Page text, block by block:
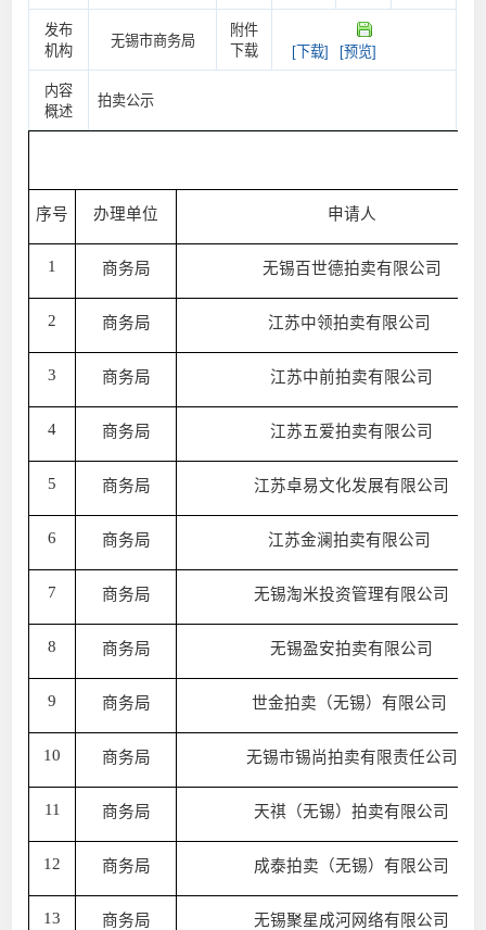
发布
机构
无锡市商务局
附件
下载
[下载] [预览]
内容
概述
拍卖公示
序号 办理单位 申请人
1 商务局 无锡百世德拍卖有限公司
2 商务局 江苏中领拍卖有限公司
3 商务局 江苏中前拍卖有限公司
4 商务局 江苏五爱拍卖有限公司
5 商务局 江苏卓易文化发展有限公司
6 商务局 江苏金澜拍卖有限公司
7 商务局 无锡淘米投资管理有限公司
8 商务局 无锡盈安拍卖有限公司
9 商务局 世金拍卖（无锡）有限公司
10 商务局 无锡市锡尚拍卖有限责任公司
11 商务局 天祺（无锡）拍卖有限公司
12 商务局 成泰拍卖（无锡）有限公司
13 商务局 无锡聚星成河网络有限公司